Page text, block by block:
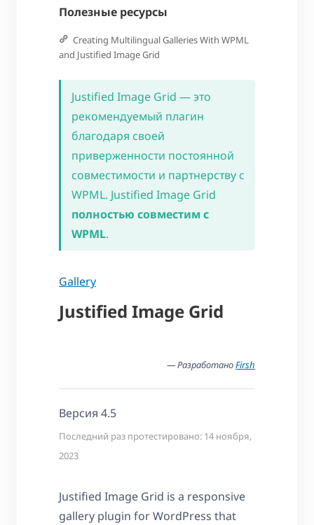
Полезные ресурсы
Creating Multilingual Galleries With WPML
and Justified Image Grid
Justified Image Grid — это
рекомендуемый плагин
благодаря своей
приверженности постоянной
совместимости и партнерству с
WPML. Justified Image Grid
полностью совместим с
WPML.
Gallery
Justified Image Grid
— РазработаноFirsh
Версия 4.5
Последний раз протестировано: 14 ноября,
2023
Justified Image Grid is a responsive
gallery plugin for WordPress that